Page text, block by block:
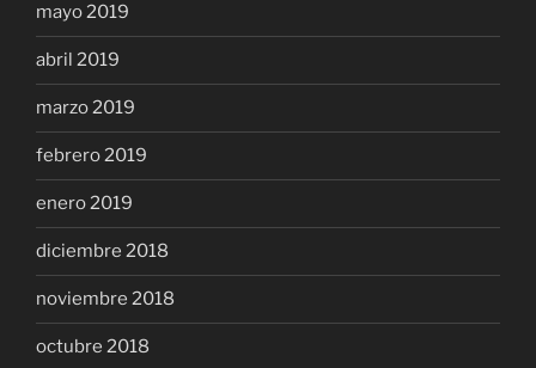
mayo 2019
abril 2019
marzo 2019
febrero 2019
enero 2019
diciembre 2018
noviembre 2018
octubre 2018